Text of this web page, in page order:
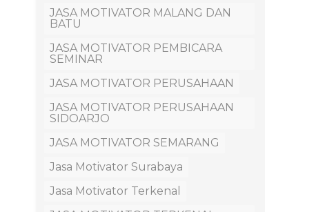
JASA MOTIVATOR MALANG DAN
BATU
JASA MOTIVATOR PEMBICARA
SEMINAR
JASA MOTIVATOR PERUSAHAAN
JASA MOTIVATOR PERUSAHAAN
SIDOARJO
JASA MOTIVATOR SEMARANG
Jasa Motivator Surabaya
Jasa Motivator Terkenal